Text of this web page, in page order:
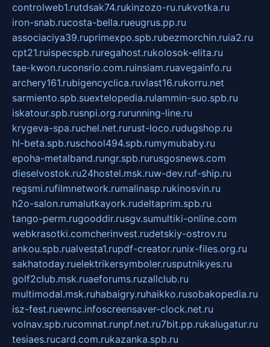
controlweb1.rutdsak74.rukinzozo-ru.rukvotka.ru
iron-snab.rucosta-bella.rueugrus.pp.ru
associaciya39.ruprimexpo.spb.rubezmorchin.ruia2.ru
cpt21.ruispecspb.ruregahost.rukolosok-elita.ru
tae-kwon.ruconsrio.com.ruinsiam.ruavegainfo.ru
archery161.rubigencyclica.ruvlast16.rukorru.net
sarmiento.spb.suextelopedia.rulammin-suo.spb.ru
iskatour.spb.rusnpi.org.rurunning-line.ru
krygeva-spa.ruchel.net.rurust-loco.rudugshop.ru
hl-beta.spb.ruschool494.spb.rumymubaby.ru
epoha-metalband.rungr.spb.rurusgosnews.com
dieselvostok.ru24hostel.msk.ruw-dev.ruf-ship.ru
regsmi.rufilmnetwork.rumalinasp.rukinosvin.ru
h2o-salon.rumalutkayork.rudeltaprim.spb.ru
tango-perm.rugooddir.rusgv.sumultiki-online.com
webkrasotki.comcherinvest.rudetskiy-ostrov.ru
ankou.spb.rualvesta1.rupdf-creator.runix-files.org.ru
sakhatoday.ruelektrikersymboler.rusputnikyes.ru
golf2club.msk.ruaeforums.ruzallclub.ru
multimodal.msk.ruhabaigry.ruhaikko.rusobakopedia.ru
isz-fest.ruewnc.infoscreensaver-clock.net.ru
volnav.spb.rucomnat.runpf.net.ru7bit.pp.rukalugatur.ru
tesiaes.rucard.com.rukazanka.spb.ru